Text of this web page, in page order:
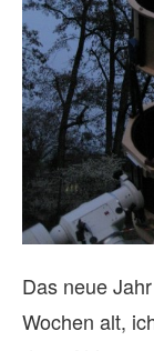
Das neue
Wochen alt,